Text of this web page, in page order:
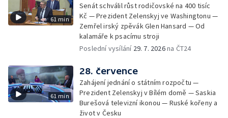
61 min
Senát schválil růst rodičovské na 400 tisíc
Kč — Prezident Zelenskyj ve Washingtonu —
Zemřel irský zpěvák Glen Hansard — Od
kalamáře k psacímu stroji
Poslední vysílání 29. 7. 2026na ČT24
61 min
28. července
Zahájení jednání o státním rozpočtu —
Prezident Zelenskyj v Bílém domě — Saskia
Burešová televizní ikonou — Ruské kořeny a
život v Česku